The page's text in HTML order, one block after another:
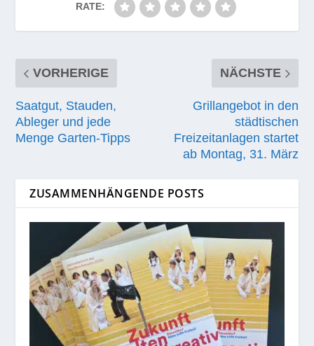
RATE:
VORHERIGE
Saatgut, Stauden,
Ableger und jede
Menge Garten-Tipps
NÄCHSTE
Grillangebot in den
städtischen
Freizeitanlagen startet
ab Montag, 31. März
ZUSAMMENHÄNGENDE POSTS